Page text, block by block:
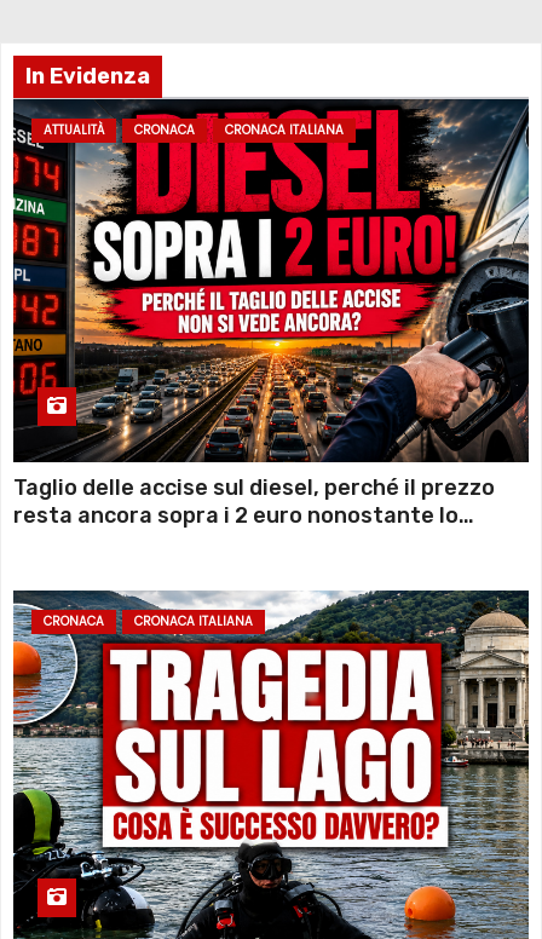
In Evidenza
ATTUALITÀ CRONACA CRONACA ITALIANA
Taglio delle accise sul diesel, perché il prezzo
resta ancora sopra i 2 euro nonostante lo
CRONACA CRONACA ITALIANA